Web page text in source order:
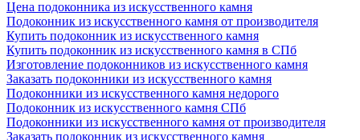
Цена подоконника из искусственного камня
Подоконник из искусственного камня от производителя
Купить подоконник из искусственного камня
Купить подоконник из искусственного камня в СПб
Изготовление подоконников из искусственного камня
Заказать подоконники из искусственного камня
Подоконники из искусственного камня недорого
Подоконник из искусственного камня СПб
Подоконники из искусственного камня от производителя
Заказать подоконник из искусственного камня